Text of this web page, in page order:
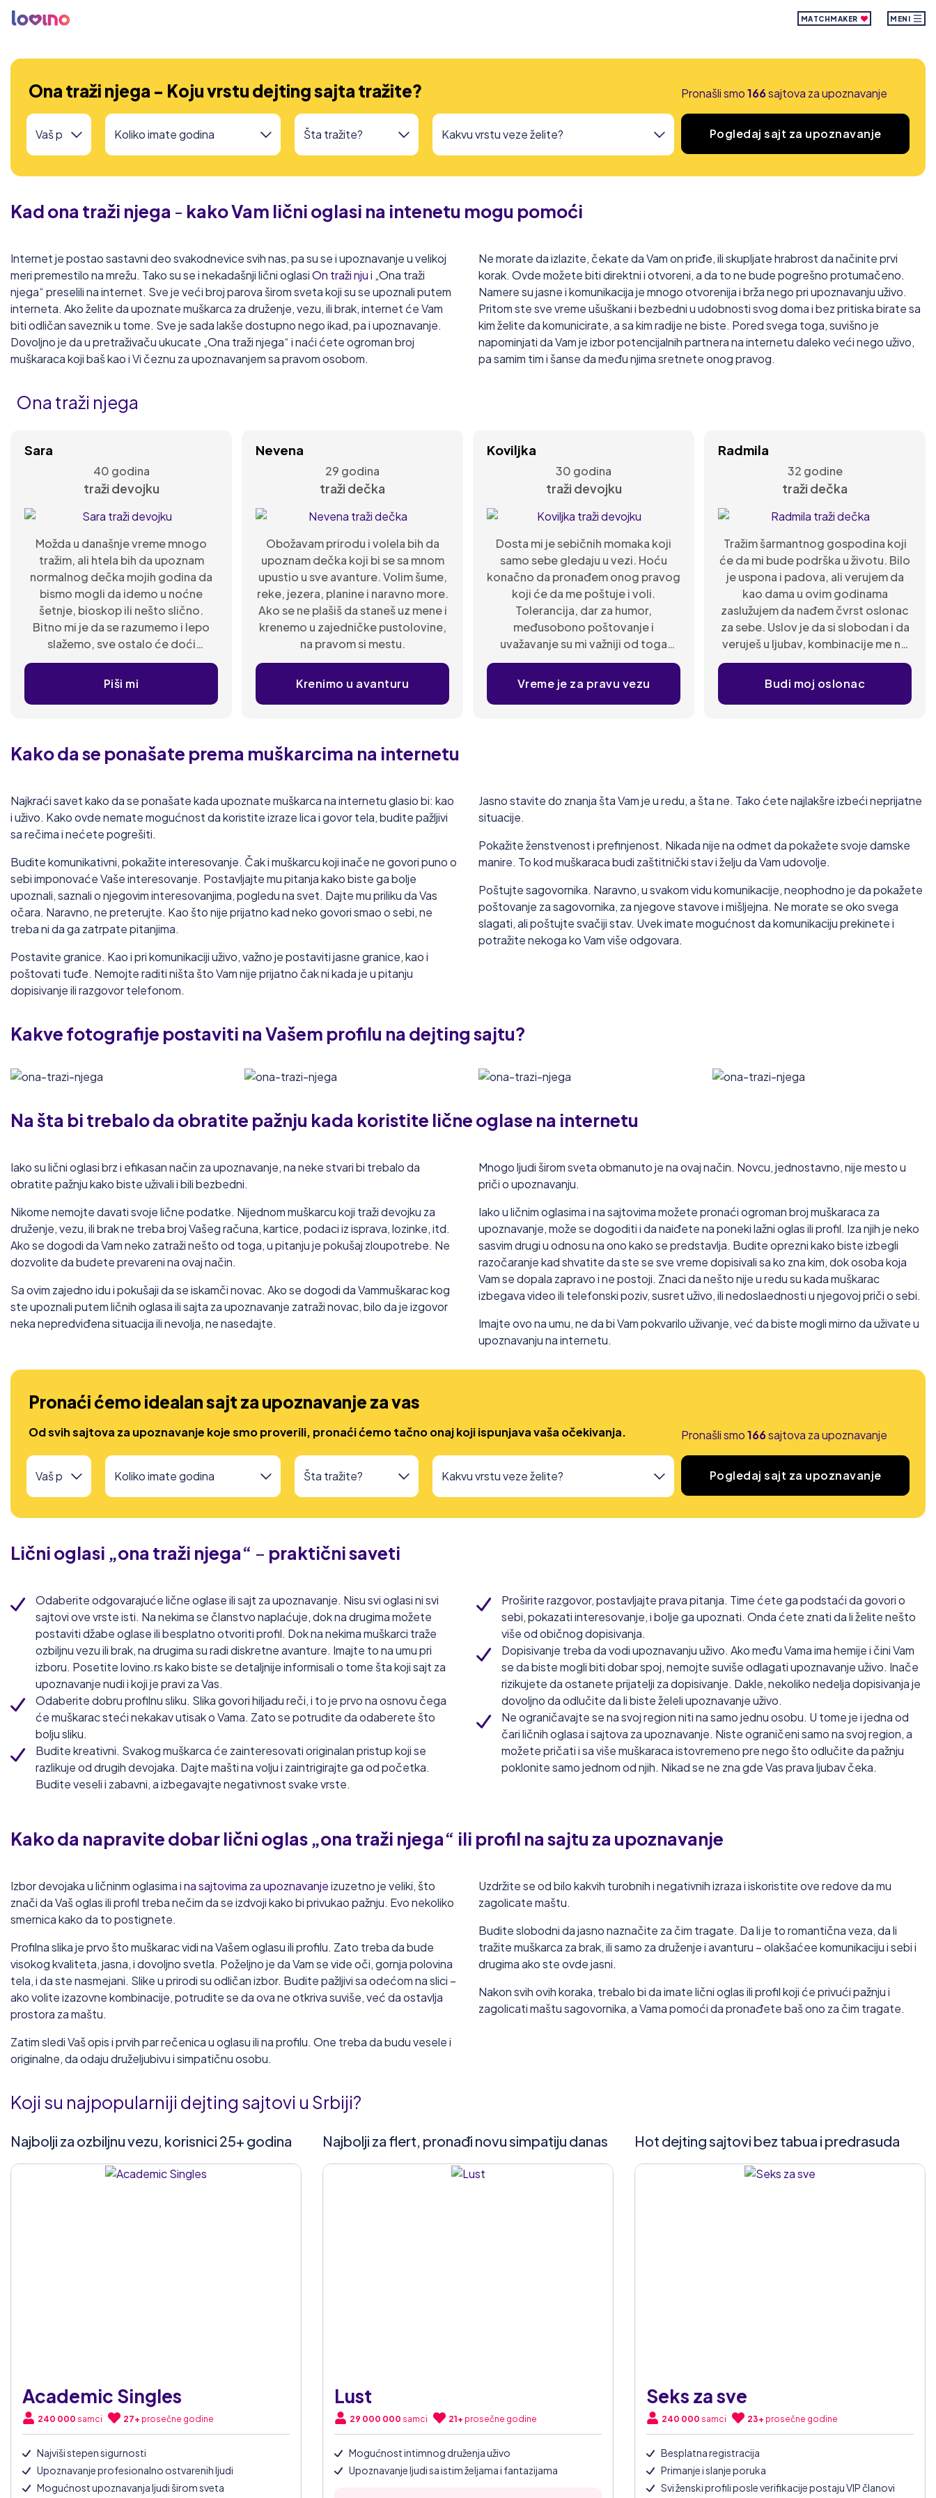
MATCHMAKER MENI
Ona traži njega - Koju vrstu dejting sajta tražite? Pronašli smo166sajtova za upoznavanje
Pogledaj sajt za upoznavanje
Kad ona traži njega - kako Vam lični oglasi na intenetu mogu pomoći
Internet je postao sastavni deo svakodnevice svih nas, pa su se i upoznavanje u velikoj
meri premestilo na mrežu. Tako su se i nekadašnji lični oglasiOn traži njui „Ona traži
njega“ preselili na internet. Sve je veći broj parova širom sveta koji su se upoznali putem
interneta. Ako želite da upoznate muškarca za druženje, vezu, ili brak, internet će Vam
biti odličan saveznik u tome. Sve je sada lakše dostupno nego ikad, pa i upoznavanje.
Dovoljno je da u pretraživaču ukucate „Ona traži njega“ i naći ćete ogroman broj
muškaraca koji baš kao i Vi čeznu za upoznavanjem sa pravom osobom.
Ne morate da izlazite, čekate da Vam on priđe, ili skupljate hrabrost da načinite prvi
korak. Ovde možete biti direktni i otvoreni, a da to ne bude pogrešno protumačeno.
Namere su jasne i komunikacija je mnogo otvorenija i brža nego pri upoznavanju uživo.
Pritom ste sve vreme ušuškani i bezbedni u udobnosti svog doma i bez pritiska birate sa
kim želite da komunicirate, a sa kim radije ne biste. Pored svega toga, suvišno je
napominjati da Vam je izbor potencijalnih partnera na internetu daleko veći nego uživo,
pa samim tim i šanse da među njima sretnete onog pravog.
Ona traži njega
Sara
40 godina
traži devojku
Možda u današnje vreme mnogo
tražim, ali htela bih da upoznam
normalnog dečka mojih godina da
bismo mogli da idemo u noćne
šetnje, bioskop ili nešto slično.
Bitno mi je da se razumemo i lepo
slažemo, sve ostalo će doći
vremenom.
Piši mi
Nevena
29 godina
traži dečka
Obožavam prirodu i volela bih da
upoznam dečka koji bi se sa mnom
upustio u sve avanture. Volim šume,
reke, jezera, planine i naravno more.
Ako se ne plašiš da staneš uz mene i
krenemo u zajedničke pustolovine,
na pravom si mestu.
Krenimo u avanturu
Koviljka
30 godina
traži devojku
Dosta mi je sebičnih momaka koji
samo sebe gledaju u vezi. Hoću
konačno da pronađem onog pravog
koji će da me poštuje i voli.
Tolerancija, dar za humor,
međusobono poštovanje i
uvažavanje su mi važniji od toga
kako dečko izgleda.
Vreme je za pravu vezu
Radmila
32 godine
traži dečka
Tražim šarmantnog gospodina koji
će da mi bude podrška u životu. Bilo
je uspona i padova, ali verujem da
kao dama u ovim godinama
zaslužujem da nađem čvrst oslonac
za sebe. Uslov je da si slobodan i da
veruješ u ljubav, kombinacije me ne
zanimaju.
Budi moj oslonac
Kako da se ponašate prema muškarcima na internetu
Najkraći savet kako da se ponašate kada upoznate muškarca na internetu glasio bi: kao
i uživo. Kako ovde nemate mogućnost da koristite izraze lica i govor tela, budite pažljivi
sa rečima i nećete pogrešiti.
Budite komunikativni, pokažite interesovanje. Čak i muškarcu koji inače ne govori puno o
sebi imponovaće Vaše interesovanje. Postavljajte mu pitanja kako biste ga bolje
upoznali, saznali o njegovim interesovanjima, pogledu na svet. Dajte mu priliku da Vas
očara. Naravno, ne preterujte. Kao što nije prijatno kad neko govori smao o sebi, ne
treba ni da ga zatrpate pitanjima.
Postavite granice. Kao i pri komunikaciji uživo, važno je postaviti jasne granice, kao i
poštovati tuđe. Nemojte raditi ništa što Vam nije prijatno čak ni kada je u pitanju
dopisivanje ili razgovor telefonom.
Jasno stavite do znanja šta Vam je u redu, a šta ne. Tako ćete najlakšre izbeći neprijatne
situacije.
Pokažite ženstvenost i prefinjenost. Nikada nije na odmet da pokažete svoje damske
manire. To kod muškaraca budi zaštitnički stav i želju da Vam udovolje.
Poštujte sagovornika. Naravno, u svakom vidu komunikacije, neophodno je da pokažete
poštovanje za sagovornika, za njegove stavove i mišljejna. Ne morate se oko svega
slagati, ali poštujte svačiji stav. Uvek imate mogućnost da komunikaciju prekinete i
potražite nekoga ko Vam više odgovara.
Kakve fotografije postaviti na Vašem profilu na dejting sajtu?
Na šta bi trebalo da obratite pažnju kada koristite lične oglase na internetu
Iako su lični oglasi brz i efikasan način za upoznavanje, na neke stvari bi trebalo da
obratite pažnju kako biste uživali i bili bezbedni.
Nikome nemojte davati svoje lične podatke. Nijednom muškarcu koji traži devojku za
druženje, vezu, ili brak ne treba broj Vašeg računa, kartice, podaci iz isprava, lozinke, itd.
Ako se dogodi da Vam neko zatraži nešto od toga, u pitanju je pokušaj zloupotrebe. Ne
dozvolite da budete prevareni na ovaj način.
Sa ovim zajedno idu i pokušaji da se iskamči novac. Ako se dogodi da Vammuškarac kog
ste upoznali putem ličnih oglasa ili sajta za upoznavanje zatraži novac, bilo da je izgovor
neka nepredviđena situacija ili nevolja, ne nasedajte.
Mnogo ljudi širom sveta obmanuto je na ovaj način. Novcu, jednostavno, nije mesto u
priči o upoznavanju.
Iako u ličnim oglasima i na sajtovima možete pronaći ogroman broj muškaraca za
upoznavanje, može se dogoditi i da naiđete na poneki lažni oglas ili profil. Iza njih je neko
sasvim drugi u odnosu na ono kako se predstavlja. Budite oprezni kako biste izbegli
razočaranje kad shvatite da ste se sve vreme dopisivali sa ko zna kim, dok osoba koja
Vam se dopala zapravo i ne postoji. Znaci da nešto nije u redu su kada muškarac
izbegava video ili telefonski poziv, susret uživo, ili nedoslaednosti u njegovoj priči o sebi.
Imajte ovo na umu, ne da bi Vam pokvarilo uživanje, već da biste mogli mirno da uživate u
upoznavanju na internetu.
Pronaći ćemo idealan sajt za upoznavanje za vas
Od svih sajtova za upoznavanje koje smo proverili, pronaći ćemo tačno onaj koji ispunjava vaša očekivanja. Pronašli smo166sajtova za upoznavanje
Pogledaj sajt za upoznavanje
Lični oglasi „ona traži njega“ – praktični saveti
Odaberite odgovarajuće lične oglase ili sajt za upoznavanje. Nisu svi oglasi ni svi
sajtovi ove vrste isti. Na nekima se članstvo naplaćuje, dok na drugima možete
postaviti džabe oglase ili besplatno otvoriti profil. Dok na nekima muškarci traže
ozbiljnu vezu ili brak, na drugima su radi diskretne avanture. Imajte to na umu pri
izboru. Posetite lovino.rs kako biste se detaljnije informisali o tome šta koji sajt za
upoznavanje nudi i koji je pravi za Vas.
Odaberite dobru profilnu sliku. Slika govori hiljadu reči, i to je prvo na osnovu čega
će muškarac steći nekakav utisak o Vama. Zato se potrudite da odaberete što
bolju sliku.
Budite kreativni. Svakog muškarca će zainteresovati originalan pristup koji se
razlikuje od drugih devojaka. Dajte mašti na volju i zaintrigirajte ga od početka.
Budite veseli i zabavni, a izbegavajte negativnost svake vrste.
Proširite razgovor, postavljajte prava pitanja. Time ćete ga podstaći da govori o
sebi, pokazati interesovanje, i bolje ga upoznati. Onda ćete znati da li želite nešto
više od običnog dopisivanja.
Dopisivanje treba da vodi upoznavanju uživo. Ako među Vama ima hemije i čini Vam
se da biste mogli biti dobar spoj, nemojte suviše odlagati upoznavanje uživo. Inače
rizikujete da ostanete prijatelji za dopisivanje. Dakle, nekoliko nedelja dopisivanja je
dovoljno da odlučite da li biste želeli upoznavanje uživo.
Ne ograničavajte se na svoj region niti na samo jednu osobu. U tome je i jedna od
čari ličnih oglasa i sajtova za upoznavanje. Niste ograničeni samo na svoj region, a
možete pričati i sa više muškaraca istovremeno pre nego što odlučite da pažnju
poklonite samo jednom od njih. Nikad se ne zna gde Vas prava ljubav čeka.
Kako da napravite dobar lični oglas „ona traži njega“ ili profil na sajtu za upoznavanje
Izbor devojaka u ličninm oglasima ina sajtovima za upoznavanjeizuzetno je veliki, što
znači da Vaš oglas ili profil treba nečim da se izdvoji kako bi privukao pažnju. Evo nekoliko
smernica kako da to postignete.
Profilna slika je prvo što muškarac vidi na Vašem oglasu ili profilu. Zato treba da bude
visokog kvaliteta, jasna, i dovoljno svetla. Poželjno je da Vam se vide oči, gornja polovina
tela, i da ste nasmejani. Slike u prirodi su odličan izbor. Budite pažljivi sa odećom na slici –
ako volite izazovne kombinacije, potrudite se da ova ne otkriva suviše, već da ostavlja
prostora za maštu.
Zatim sledi Vaš opis i prvih par rečenica u oglasu ili na profilu. One treba da budu vesele i
originalne, da odaju druželjubivu i simpatičnu osobu.
Uzdržite se od bilo kakvih turobnih i negativnih izraza i iskoristite ove redove da mu
zagolicate maštu.
Budite slobodni da jasno naznačite za čim tragate. Da li je to romantična veza, da li
tražite muškarca za brak, ili samo za druženje i avanturu – olakšaćee komunikaciju i sebi i
drugima ako ste ovde jasni.
Nakon svih ovih koraka, trebalo bi da imate lični oglas ili profil koji će privući pažnju i
zagolicati maštu sagovornika, a Vama pomoći da pronađete baš ono za čim tragate.
Koji su najpopularniji dejting sajtovi u Srbiji?
Najbolji za ozbiljnu vezu, korisnici 25+ godina
Academic Singles
240 000 samci 27+ prosečne godine
Najviši stepen sigurnosti
Upoznavanje profesionalno ostvarenih ljudi
Mogućnost upoznavanja ljudi širom sveta
Najbolji za flert, pronađi novu simpatiju danas
Lust
29 000 000 samci 21+ prosečne godine
Mogućnost intimnog druženja uživo
Upoznavanje ljudi sa istim željama i fantazijama
Hot dejting sajtovi bez tabua i predrasuda
Seks za sve
240 000 samci 23+ prosečne godine
Besplatna registracija
Primanje i slanje poruka
Svi ženski profili posle verifikacije postaju VIP članovi